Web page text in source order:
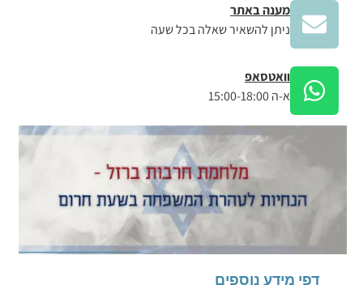
מענה באתר
ניתן להשאיר שאלה בכל שעה
וואטסאפ
א-ה 15:00-18:00
דפי מידע נוספים